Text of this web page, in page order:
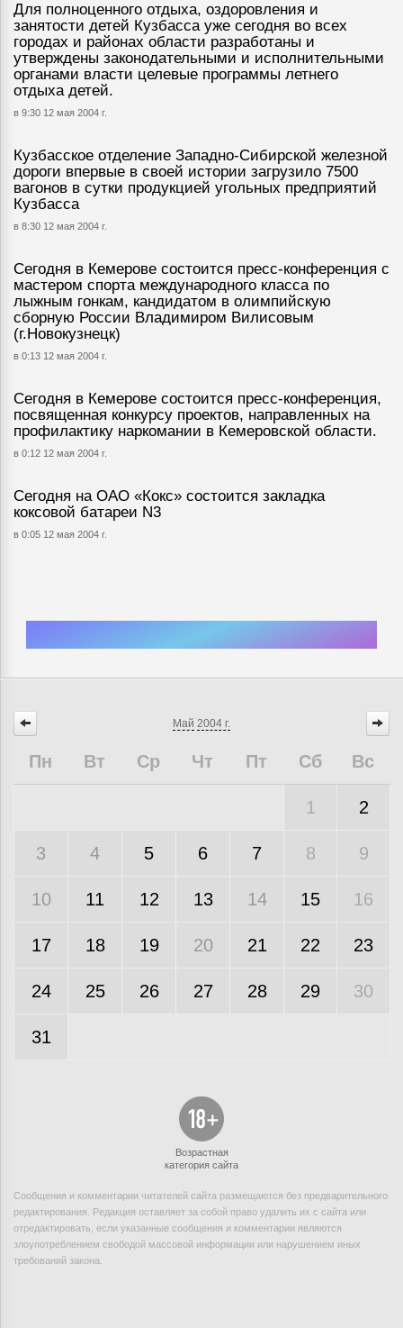
Для полноценного отдыха, оздоровления и
занятости детей Кузбасса уже сегодня во всех
городах и районах области разработаны и
утверждены законодательными и исполнительными
органами власти целевые программы летнего
отдыха детей.
в 9:30 12 мая 2004 г.
Кузбасское отделение Западно-Сибирской железной
дороги впервые в своей истории загрузило 7500
вагонов в сутки продукцией угольных предприятий
Кузбасса
в 8:30 12 мая 2004 г.
Сегодня в Кемерове состоится пресс-конференция с
мастером спорта международного класса по
лыжным гонкам, кандидатом в олимпийскую
сборную России Владимиром Вилисовым
(г.Новокузнецк)
в 0:13 12 мая 2004 г.
Сегодня в Кемерове состоится пресс-конференция,
посвященная конкурсу проектов, направленных на
профилактику наркомании в Кемеровской области.
в 0:12 12 мая 2004 г.
Сегодня на ОАО «Кокс» состоится закладка
коксовой батареи N3
в 0:05 12 мая 2004 г.
Май 2004 г.
Пн Вт Ср Чт Пт Сб Вс
1 2
3 4 5 6 7 8 9
10 11 12 13 14 15 16
17 18 19 20 21 22 23
24 25 26 27 28 29 30
31
Возрастная
категория сайта
Сообщения и комментарии читателей сайта размещаются без предварительного
редактирования. Редакция оставляет за собой право удалить их с сайта или
отредактировать, если указанные сообщения и комментарии являются
злоупотреблением свободой массовой информации или нарушением иных
требований закона.